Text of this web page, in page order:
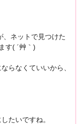
、ネットで見つけた
す( ´艸｀)
らなくていいから、
たいですね。